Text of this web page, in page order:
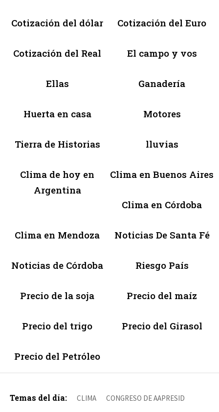
Cotización del dólar Cotización del Euro
Cotización del Real El campo y vos
Ellas Ganadería
Huerta en casa Motores
Tierra de Historias lluvias
Clima de hoy en
Argentina
Clima en Buenos Aires
Clima en Córdoba
Clima en Mendoza Noticias De Santa Fé
Noticias de Córdoba Riesgo País
Precio de la soja Precio del maíz
Precio del trigo Precio del Girasol
Precio del Petróleo
Temas del día: CLIMA CONGRESO DE AAPRESID